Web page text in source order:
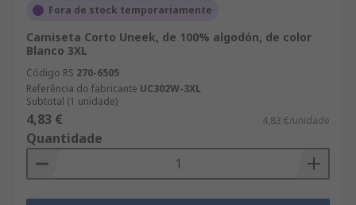
Fora de stock temporariamente
Camiseta Corto Uneek, de 100% algodón, de color
Blanco 3XL
Código RS 270-6505
Referência do fabricante UC302W-3XL
Subtotal (1 unidade)
4,83 € 4,83 €/unidade
Quantidade